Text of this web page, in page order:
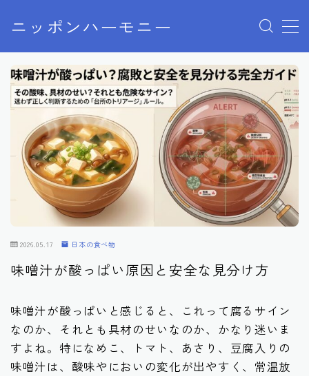
ニッポンハーモニー
MENU
プライバシーポリシー
特定商取引法に基づく表記
お問い合わせ
2026.05.17 日本の食べ物
味噌汁が酸っぱい原因と安全な見分け方
味噌汁が酸っぱいと感じると、これって腐るサイン
なのか、それとも具材のせいなのか、かなり迷いま
すよね。特になめこ、トマト、あさり、豆腐入りの
味噌汁は、酸味やにおいの変化が出やすく、常温放